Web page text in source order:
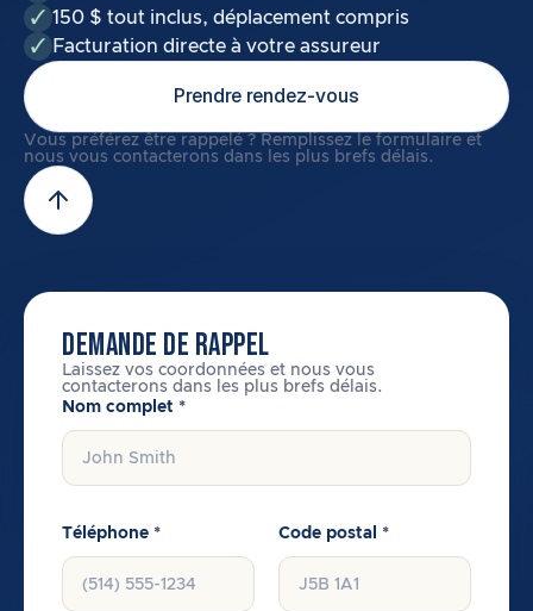
150 $ tout inclus, déplacement compris
Facturation directe à votre assureur
Prendre rendez-vous
Vous préférez être rappelé ? Remplissez le formulaire et
nous vous contacterons dans les plus brefs délais.
DEMANDE DE RAPPEL
Laissez vos coordonnées et nous vous
contacterons dans les plus brefs délais.
Nom complet *
Téléphone * Code postal *